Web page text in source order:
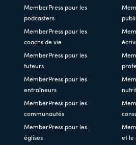
MemberPress pour les
podcasters
MemberPress pour les
coachs de vie
MemberPress pour les
tuteurs
MemberPress pour les
entraîneurs
MemberPress pour les
communautés
MemberPress pour les
églises
et le